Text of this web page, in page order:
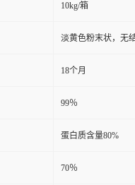
10kg/箱
淡黄色粉末状，无
18个月
99％
蛋白质含量80%
70％